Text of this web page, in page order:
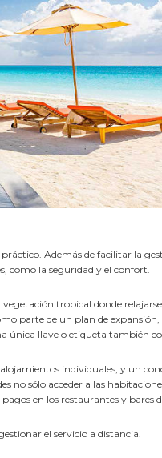
Además de facilitar la
como la seguridad y el confort.
tropical donde
parte de un plan de expansión,
única llave o etiqueta también
individuales, y un
no sólo acceder a las
en los restaurantes y bares
el servicio a distancia.